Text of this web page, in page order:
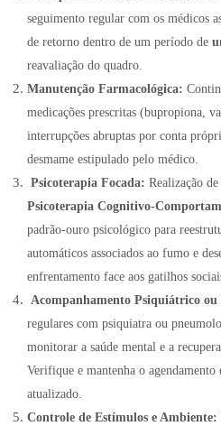
seguimento regular com os médicos
de retorno dentro de um período de
reavaliação do quadro.
Manutenção Farmacológica:
medicações prescritas (bupropiona,
interrupções abruptas por conta
desmame estipulado pelo médico.
Psicoterapia Focada: Realização de
Psicoterapia Cognitivo-
padrão-ouro psicológico para
automáticos associados ao fumo e
enfrentamento face aos gatilhos
Acompanhamento Psiquiátrico ou
regulares com psiquiatra ou
monitorar a saúde mental e a
Verifique e mantenha o
atualizado.
Controle de Estímulos e Ambiente: